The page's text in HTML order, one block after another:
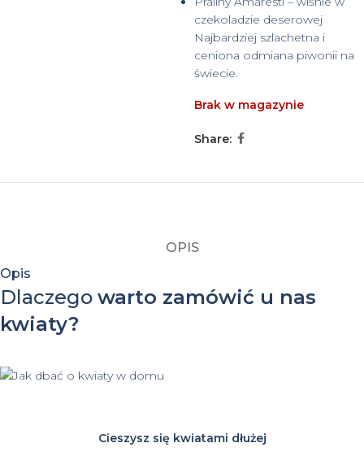
czekoladzie deserowej
Najbardziej szlachetna i
ceniona odmiana piwonii na
świecie.
Brak w magazynie
Share:
OPIS
Opis
Dlaczego warto zamówić u nas
kwiaty?
Cieszysz się kwiatami dłużej